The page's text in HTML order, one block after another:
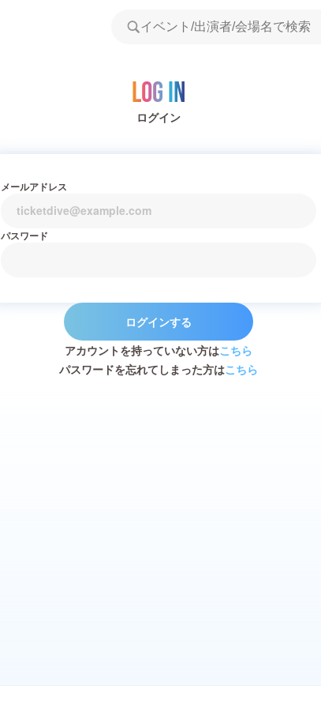
Log in
ログイン
メールアドレス
パスワード
ログインする
アカウントを持っていない方はこちら
パスワードを忘れてしまった方はこちら